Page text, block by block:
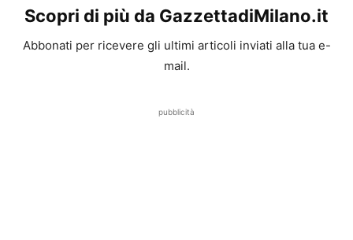
Scopri di più da GazzettadiMilano.it
Abbonati per ricevere gli ultimi articoli inviati alla tua e-
mail.
pubblicità